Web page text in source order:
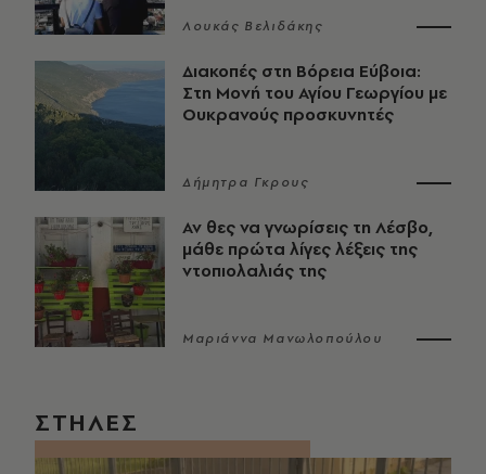
Λουκάς Βελιδάκης
Διακοπές στη Βόρεια Εύβοια:
Στη Μονή του Αγίου Γεωργίου με
Ουκρανούς προσκυνητές
Δήμητρα Γκρους
Αν θες να γνωρίσεις τη Λέσβο,
μάθε πρώτα λίγες λέξεις της
ντοπιολαλιάς της
Μαριάννα Μανωλοπούλου
ΣΤΗΛΕΣ